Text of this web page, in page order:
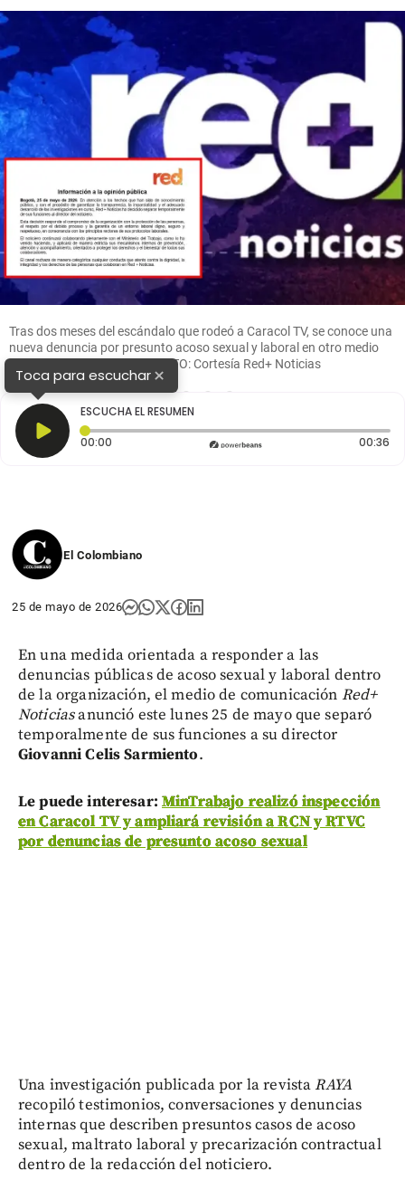
Tras dos meses del escándalo que rodeó a Caracol TV, se conoce una
nueva denuncia por presunto acoso sexual y laboral en otro medio
de comunicación del país. FOTO: Cortesía Red+ Noticias
1
Toca para escuchar×
ESCUCHA EL RESUMEN
00:00 Tiempo transcurrido: 0 segundos 00:36
El Colombiano
25 de mayo de 2026
En una medida orientada a responder a las
denuncias públicas de acoso sexual y laboral dentro
de la organización, el medio de comunicación Red+
Noticiasanunció este lunes 25 de mayo que separó
temporalmente de sus funciones a su director
Giovanni Celis Sarmiento.
Le puede interesar: MinTrabajo realizó inspección
en Caracol TV y ampliará revisión a RCN y RTVC
por denuncias de presunto acoso sexual
Una investigación publicada por la revistaRAYA
recopiló testimonios, conversaciones y denuncias
internas que describen presuntos casos de acoso
sexual, maltrato laboral y precarización contractual
dentro de la redacción del noticiero.